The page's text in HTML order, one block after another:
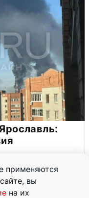
применяются
вы
на их